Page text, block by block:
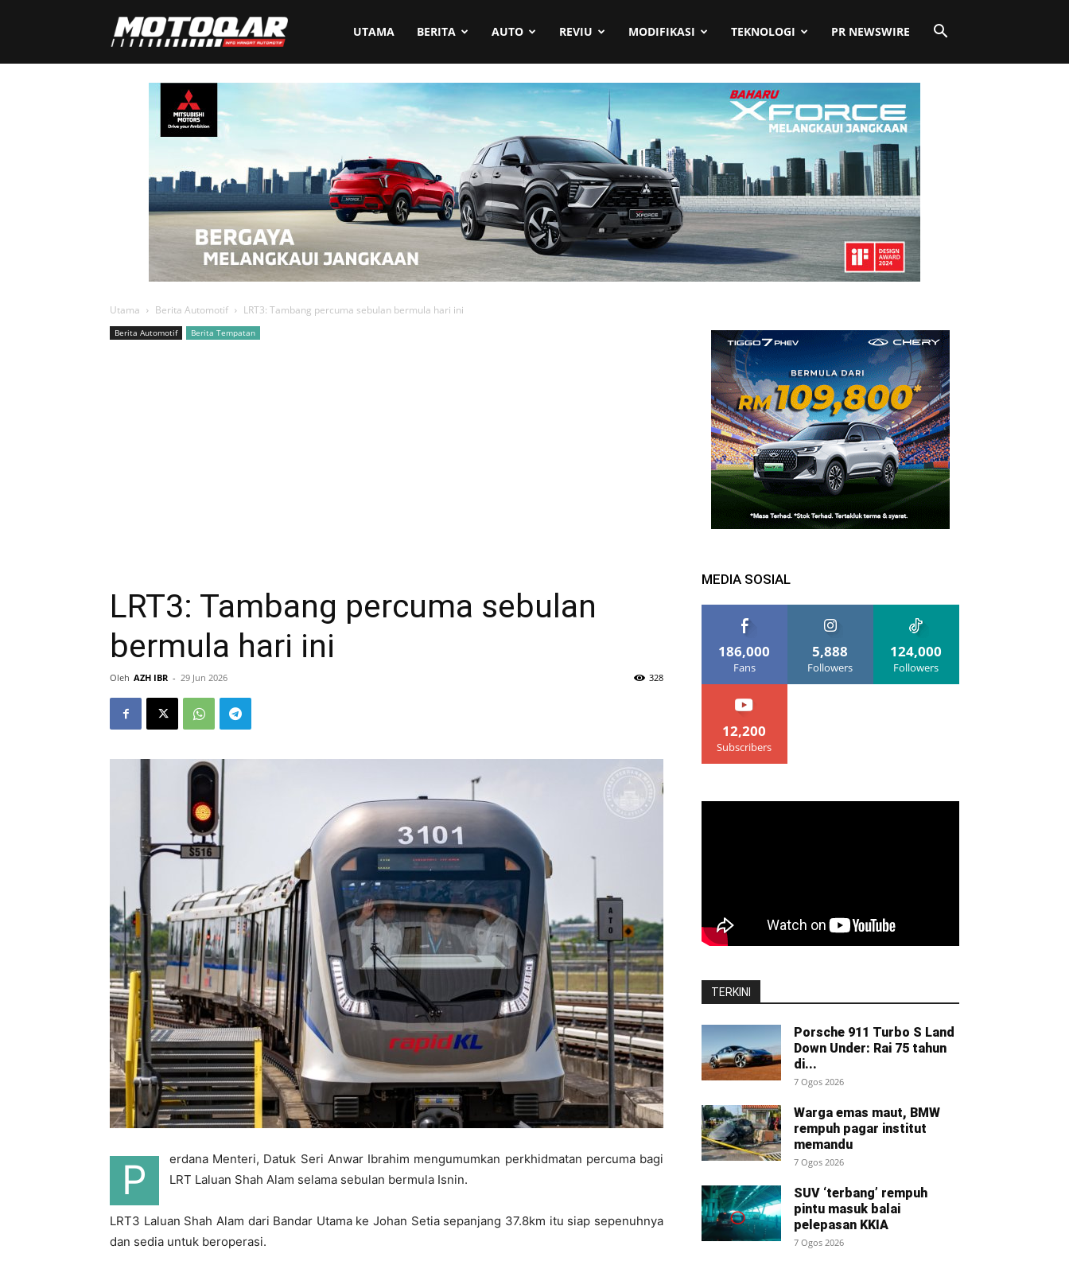
Motoqar UTAMA BERITA AUTO REVIU MODIFIKASI TEKNOLOGI PR NEWSWIRE
Utama Berita Automotif LRT3: Tambang percuma sebulan bermula hari ini
Berita Automotif Berita Tempatan
LRT3: Tambang percuma sebulan
bermula hari ini
Oleh AZH IBR - 29 Jun 2026 328
P
erdana Menteri, Datuk Seri Anwar Ibrahim mengumumkan perkhidmatan percuma bagi
LRT Laluan Shah Alam selama sebulan bermula Isnin.
LRT3 Laluan Shah Alam dari Bandar Utama ke Johan Setia sepanjang 37.8km itu siap sepenuhnya
dan sedia untuk beroperasi.
MEDIA SOSIAL
186,000
Fans
5,888
Followers
124,000
Followers
12,200
Subscribers
TERKINI
Porsche 911 Turbo S Land
Down Under: Rai 75 tahun
di...
7 Ogos 2026
Warga emas maut, BMW
rempuh pagar institut
memandu
7 Ogos 2026
SUV ‘terbang’ rempuh
pintu masuk balai
pelepasan KKIA
7 Ogos 2026